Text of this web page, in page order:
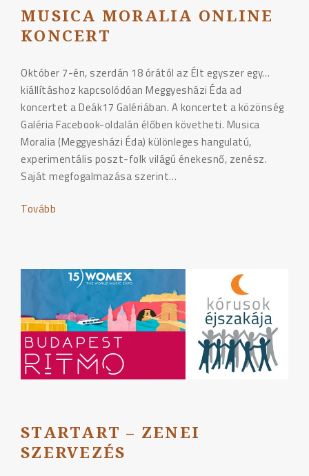
MUSICA MORALIA ONLINE
KONCERT
Október 7-én, szerdán 18 órától az Élt egyszer egy…
kiállításhoz kapcsolódóan Meggyesházi Éda ad
koncertet a Deák17 Galériában. A koncertet a közönség
Galéria Facebook-oldalán élőben követheti. Musica
Moralia (Meggyesházi Éda) különleges hangulatú,
experimentális poszt-folk világú énekesnő, zenész.
Saját megfogalmazása szerint…
Tovább
STARTART – ZENEI
SZERVEZÉS